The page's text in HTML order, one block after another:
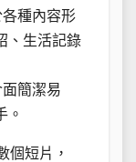
種內容形
、生活記錄
簡潔易
。
個短片，